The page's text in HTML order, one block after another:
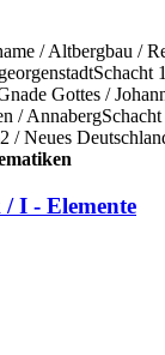
/ Altbergbau /
Gottes /
/
/ Neues
I - Elemente